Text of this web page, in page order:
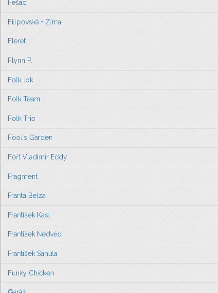
Fešáci
Filipovská + Zíma
Fleret
Flynn P.
Folk lok
Folk Team
Folk Trio
Fool's Garden
Fořt Vladimír Eddy
Fragment
Franta Belza
František Kasl
František Nedvěd
František Sahula
Funky Chicken